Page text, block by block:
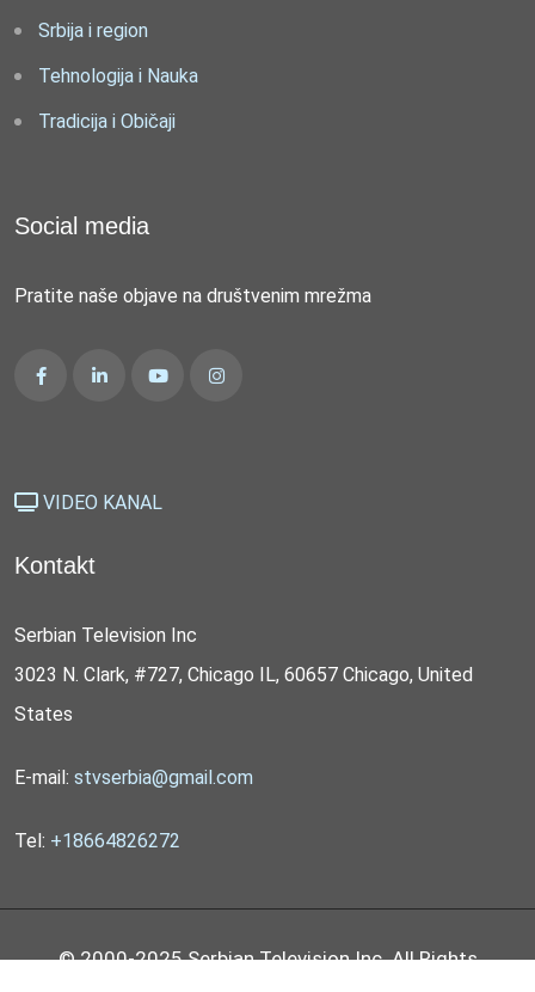
Srbija i region
Tehnologija i Nauka
Tradicija i Običaji
Social media
Pratite naše objave na društvenim mrežma
VIDEO KANAL
Kontakt
Serbian Television Inc
3023 N. Clark, #727, Chicago IL, 60657 Chicago, United
States
E-mail: stvserbia@gmail.com
Tel: +18664826272
© 2000-2025 Serbian Television Inc. All Rights